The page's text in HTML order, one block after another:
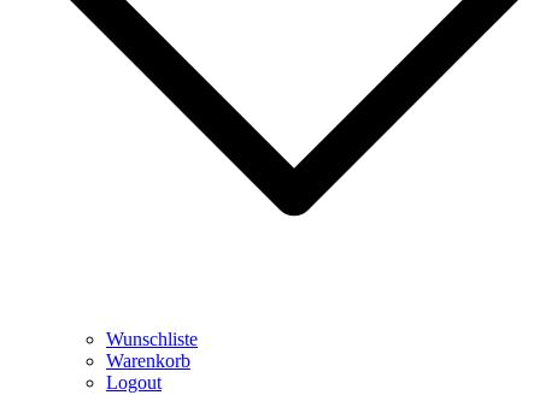
Wunschliste
Warenkorb
Logout